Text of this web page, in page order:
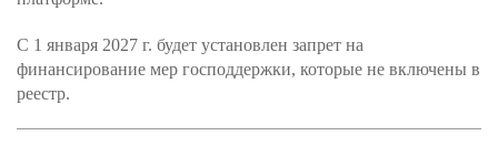
С 1 января 2027 г. будет установлен запрет на
финансирование мер господдержки, которые не включены в
реестр.